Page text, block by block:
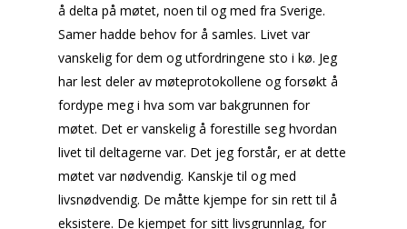
å delta på møtet, noen til og med fra Sverige.
Samer hadde behov for å samles. Livet var
vanskelig for dem og utfordringene sto i kø. Jeg
har lest deler av møteprotokollene og forsøkt å
fordype meg i hva som var bakgrunnen for
møtet. Det er vanskelig å forestille seg hvordan
livet til deltagerne var. Det jeg forstår, er at dette
møtet var nødvendig. Kanskje til og med
livsnødvendig. De måtte kjempe for sin rett til å
eksistere. De kjempet for sitt livsgrunnlag, for